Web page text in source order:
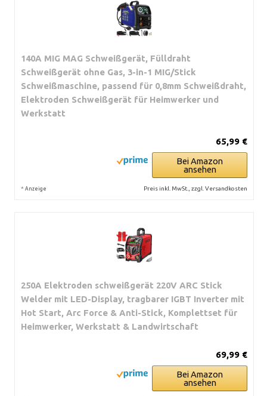
140A MIG MAG Schweißgerät, Fülldraht
Schweißgerät ohne Gas, 3-in-1 MIG/Stick
Schweißmaschine, passend für 0,8mm Schweißdraht,
Elektroden Schweißgerät für Heimwerker und
Werkstatt
65,99 €
Bei Amazon
ansehen
* Anzeige Preis inkl. MwSt., zzgl. Versandkosten
250A Elektroden schweißgerät 220V ARC Stick
Welder mit LED-Display, tragbarer IGBT Inverter mit
Hot Start, Arc Force & Anti-Stick, Komplettset für
Heimwerker, Werkstatt & Landwirtschaft
69,99 €
Bei Amazon
ansehen